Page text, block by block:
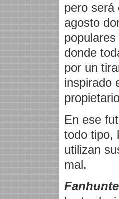
pero será
agosto
donde
por un
inspirado
En ese
todo tipo,
utilizan
mal.